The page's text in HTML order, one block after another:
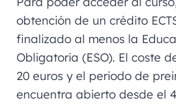
obtención de un crédito
finalizado al menos la
Obligatoria (ESO). El coste
20 euros y el periodo de
encuentra abierto desde el